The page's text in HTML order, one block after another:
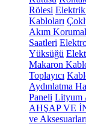
Rölesi Elektrik
Kabloları
Akım
Saatleri
Yüksüğü
Makaron
Toplayıcı
Aydınlatma
Paneli Lityum
AHŞAP VE
ve Aksesuarları